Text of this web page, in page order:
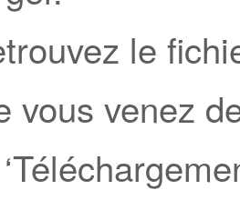
le
vous venez